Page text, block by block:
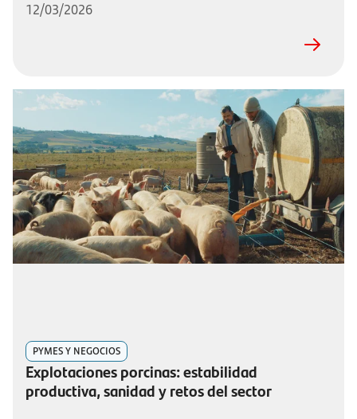
12/03/2026
PYMES Y NEGOCIOS
Explotaciones porcinas: estabilidad
productiva, sanidad y retos del sector